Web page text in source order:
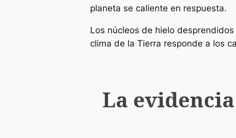
planeta se caliente en respuesta.
Los núcleos de hielo
clima de la Tierra responde a los
La